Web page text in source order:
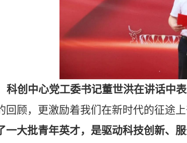
科创中心党工委书记董世洪在讲话中表
回顾，更激励着我们在新时代的征途
一大批青年英才，是驱动科技创新、服